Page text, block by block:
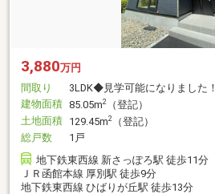
3,880万円
間取り
3LDK◆見学可能になりました！
建物面積 85.05m2
（登記）
土地面積 129.45m2
（登記）
総戸数
1戸
地下鉄東西線 新さっぽろ駅 徒歩11分
ＪＲ函館本線 厚別駅 徒歩9分
地下鉄東西線 ひばりが丘駅 徒歩13分